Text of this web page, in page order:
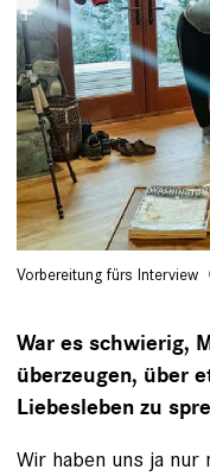
Vorbereitung fürs Interview
War es schwierig,
überzeugen, über
Liebesleben zu
Wir haben uns ja